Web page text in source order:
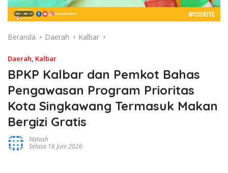
Beranda Daerah Kalbar
Daerah, Kalbar
BPKP Kalbar dan Pemkot Bahas
Pengawasan Program Prioritas
Kota Singkawang Termasuk Makan
Bergizi Gratis
Natash
Selasa 16 Juni 2026